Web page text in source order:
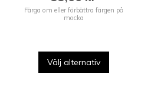
Färga om eller förbättra färgen på
mocka
Välj alternativ